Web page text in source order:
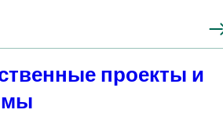
проекты и